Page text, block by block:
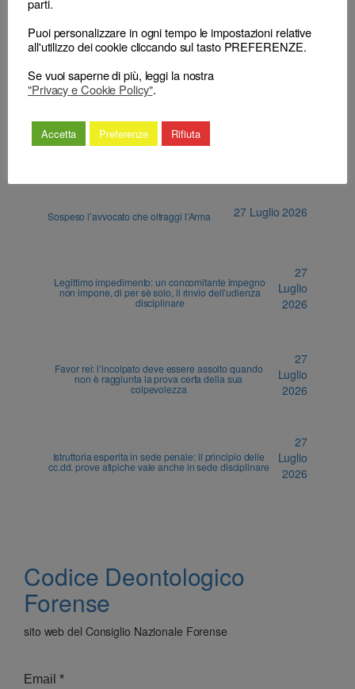
← L’inadempimento
delle obbligazioni
nei confronti dei terzi
l’individuazione del “limite alternativo” alla
permanenza dell’illecito deontologico
Sospeso l’avvocato che oltraggi l’Arma 27 Luglio 2026
Legittimo impedimento: un concomitante impegno
non impone, di per sè solo, il rinvio dell’udienza
disciplinare
27
Luglio
2026
Favor rei: l’incolpato deve essere assolto quando
non è raggiunta la prova certa della sua
colpevolezza
27
Luglio
2026
Istruttoria esperita in sede penale: il principio delle
cc.dd. prove atipiche vale anche in sede disciplinare
27
Luglio
2026
Codice Deontologico
Forense
sito web del Consiglio Nazionale Forense
Email *
Puoi personalizzare in ogni tempo le impostazioni relative
all'utilizzo dei cookie cliccando sul tasto PREFERENZE.
Se vuoi saperne di più, leggi la nostra
"Privacy e Cookie Policy".
Accetta Preferenze Rifiuta